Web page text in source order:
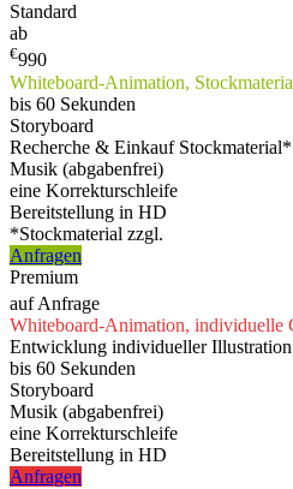
Standard
ab
€990
Whiteboard-Animation,
bis 60 Sekunden
Storyboard
Recherche & Einkauf Stockmaterial*
Musik (abgabenfrei)
eine Korrekturschleife
Bereitstellung in HD
*Stockmaterial zzgl.
Anfragen
Premium
auf Anfrage
Whiteboard-Animation, individuelle
Entwicklung individueller Illustration
bis 60 Sekunden
Storyboard
Musik (abgabenfrei)
eine Korrekturschleife
Bereitstellung in HD
Anfragen